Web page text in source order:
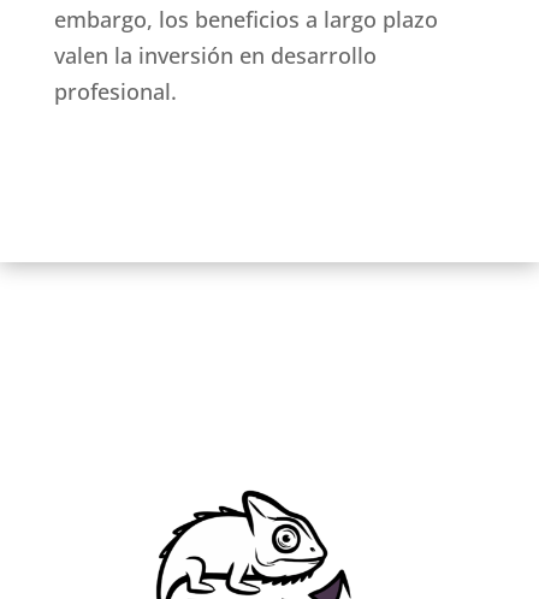
embargo, los beneficios a largo plazo
valen la inversión en desarrollo
profesional.